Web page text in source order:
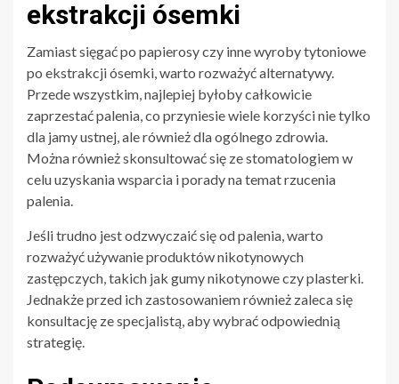
ekstrakcji ósemki
Zamiast sięgać po papierosy czy inne wyroby tytoniowe
po ekstrakcji ósemki, warto rozważyć alternatywy.
Przede wszystkim, najlepiej byłoby całkowicie
zaprzestać palenia, co przyniesie wiele korzyści nie tylko
dla jamy ustnej, ale również dla ogólnego zdrowia.
Można również skonsultować się ze stomatologiem w
celu uzyskania wsparcia i porady na temat rzucenia
palenia.
Jeśli trudno jest odzwyczaić się od palenia, warto
rozważyć używanie produktów nikotynowych
zastępczych, takich jak gumy nikotynowe czy plasterki.
Jednakże przed ich zastosowaniem również zaleca się
konsultację ze specjalistą, aby wybrać odpowiednią
strategię.